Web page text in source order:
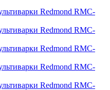
Redmond RMC-
Redmond RMC-
Redmond RMC-
Redmond RMC-
Redmond RMC-